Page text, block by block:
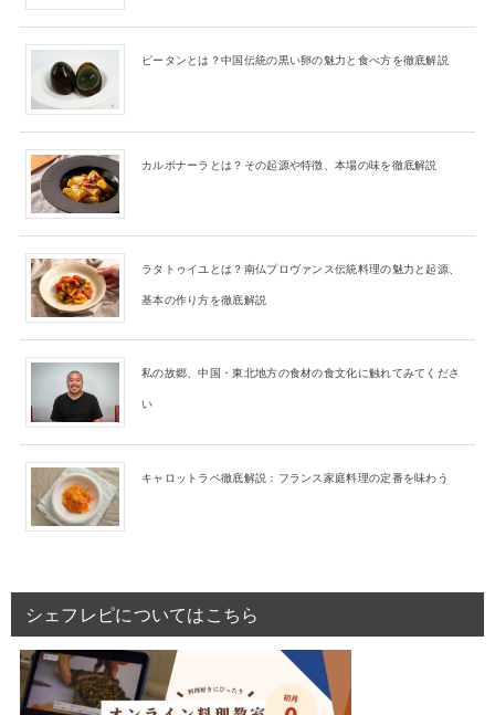
ピータンとは？中国伝統の黒い卵の魅力と食べ方を徹底解説
カルボナーラとは？その起源や特徴、本場の味を徹底解説
ラタトゥイユとは？南仏プロヴァンス伝統料理の魅力と起源、
基本の作り方を徹底解説
私の故郷、中国・東北地方の食材の食文化に触れてみてくださ
い
キャロットラペ徹底解説：フランス家庭料理の定番を味わう
シェフレピについてはこちら